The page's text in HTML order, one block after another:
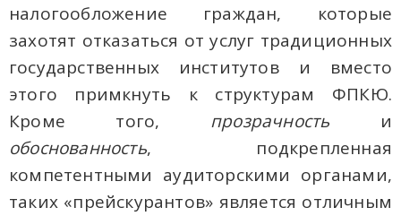
налогообложение граждан, которые
захотят отказаться от услуг традиционных
государственных институтов и вместо
этого примкнуть к структурам ФПКЮ.
Кроме того, прозрачность и
обоснованность, подкрепленная
компетентными аудиторскими органами,
таких «прейскурантов» является отличным